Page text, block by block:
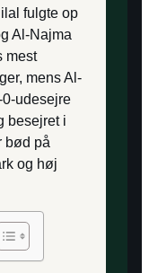
fulgte op
Al-Najma
mest
mens Al-
udesejre
besejret i
bød på
og høj